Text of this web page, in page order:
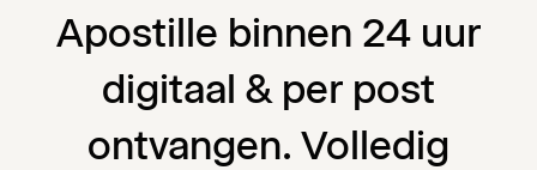
Apostille binnen 24 uur
digitaal & per post
ontvangen. Volledig